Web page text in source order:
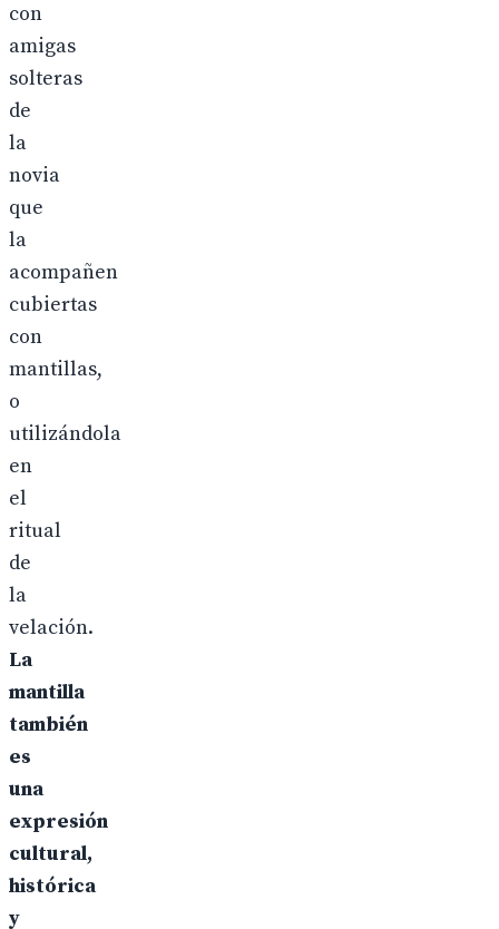
con
amigas
solteras
de
la
novia
que
la
acompañen
cubiertas
con
mantillas,
o
utilizándola
en
el
ritual
de
la
velación.
La
mantilla
también
es
una
expresión
cultural,
histórica
y